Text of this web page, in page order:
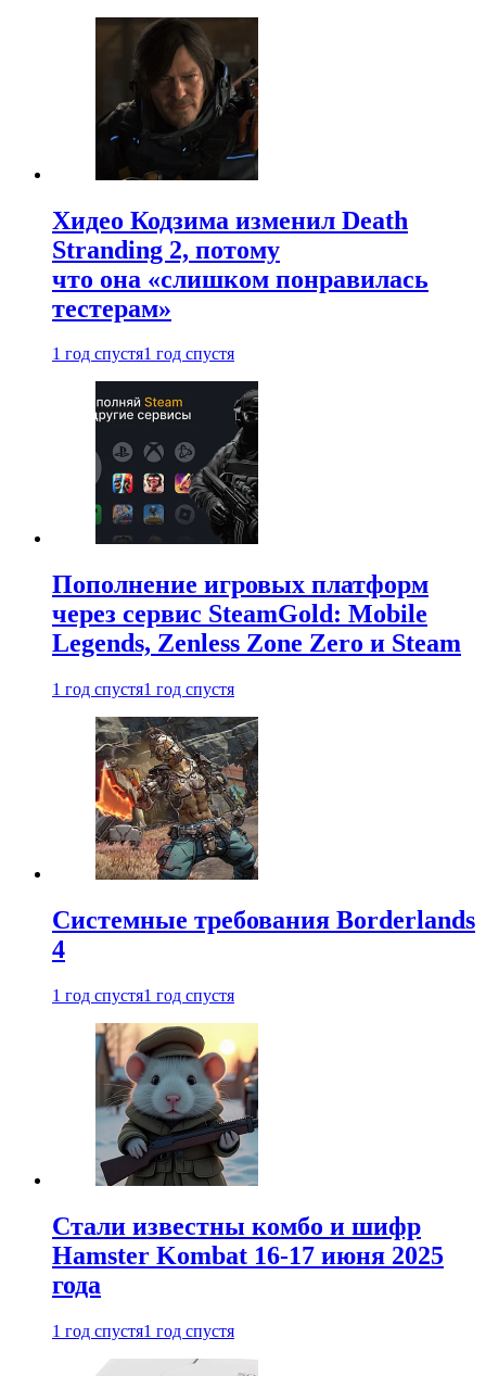
Хидео Кодзима изменил Death
Stranding 2, потому
что она «слишком понравилась
тестерам»
1 год спустя1 год спустя
Пополнение игровых платформ
через сервис SteamGold: Mobile
Legends, Zenless Zone Zero и Steam
1 год спустя1 год спустя
Системные требования Borderlands
4
1 год спустя1 год спустя
Стали известны комбо и шифр
Hamster Kombat 16-17 июня 2025
года
1 год спустя1 год спустя